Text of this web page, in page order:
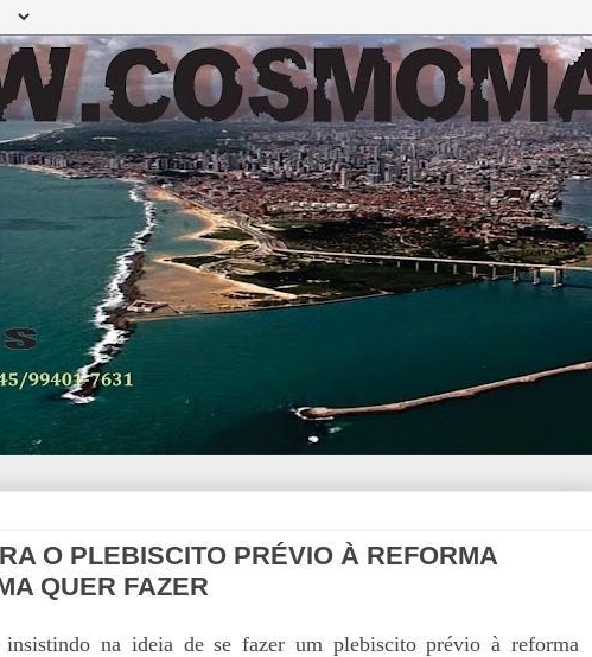
O PLEBISCITO PRÉVIO À REFORMA
QUER FAZER
na ideia de se fazer um plebiscito prévio à reforma